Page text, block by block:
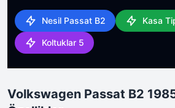
Nesil Passat B2 Kasa
Koltuklar 5
Volkswagen Passat B2